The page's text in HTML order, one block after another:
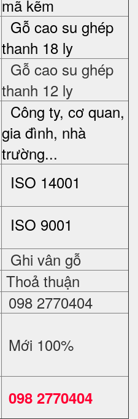
mã kẽm
Gỗ cao su ghép
thanh 18 ly
Gỗ cao su ghép
thanh 12 ly
Công ty, cơ quan,
gia đình, nhà
trường...
ISO 14001
ISO 9001
Ghi vân gỗ
Thoả thuận
098 2770404
Mới 100%
098 2770404